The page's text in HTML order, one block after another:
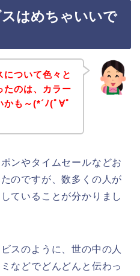
はめちゃいいで
ついて色々と
たのは、カラー
かも～(*´ﾉ(ﾟ∀ﾟ
ンやタイムセールなどお
のですが、数多くの人が
ていることが分かりまし
スのように、世の中の人
などでどんどんと伝わっ